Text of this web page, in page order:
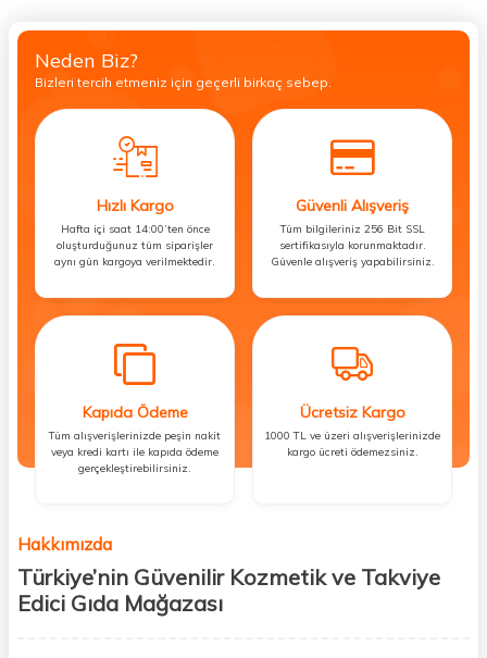
Neden Biz?
Bizleri tercih etmeniz için geçerli birkaç sebep.
Hızlı Kargo
Hafta içi saat 14:00’ten önce
oluşturduğunuz tüm siparişler
aynı gün kargoya verilmektedir.
Güvenli Alışveriş
Tüm bilgileriniz 256 Bit SSL
sertifikasıyla korunmaktadır.
Güvenle alışveriş yapabilirsiniz.
Kapıda Ödeme
Tüm alışverişlerinizde peşin nakit
veya kredi kartı ile kapıda ödeme
gerçekleştirebilirsiniz.
Ücretsiz Kargo
1000 TL ve üzeri alışverişlerinizde
kargo ücreti ödemezsiniz.
Hakkımızda
Türkiye’nin Güvenilir Kozmetik ve Takviye
Edici Gıda Mağazası